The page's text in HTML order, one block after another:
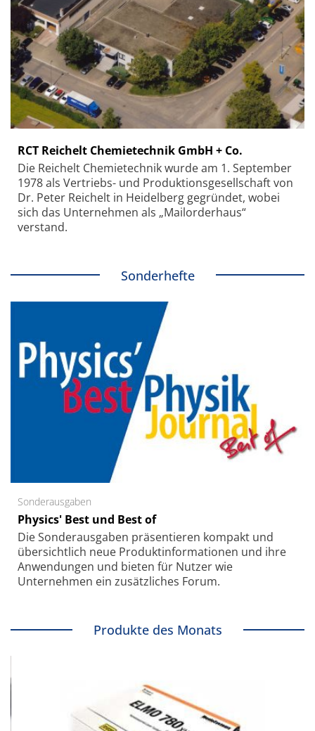
RCT Reichelt Chemietechnik GmbH + Co.
Die Reichelt Chemietechnik wurde am 1. September
1978 als Vertriebs- und Produktionsgesellschaft von
Dr. Peter Reichelt in Heidelberg gegründet, wobei
sich das Unternehmen als „Mailorderhaus“
verstand.
Sonderhefte
Sonderausgaben
Physics' Best und Best of
Die Sonder­ausgaben präsentieren kompakt und
übersichtlich neue Produkt­informationen und ihre
Anwendungen und bieten für Nutzer wie
Unternehmen ein zusätzliches Forum.
Produkte des Monats